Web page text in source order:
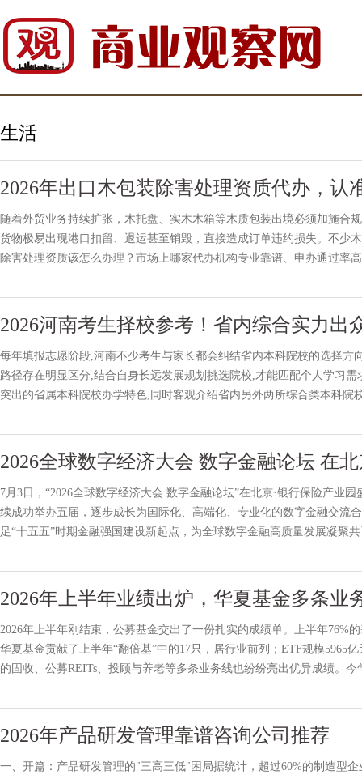
生活
​2026年出口木包装除害处理资质代办，
随着外贸业务持续扩张，木托盘、实木木箱等木质包装出境必须加施合
货物极易出现港口扣留、退运甚至销毁，直接造成订单违约损失。不少
除害处理资质该怎么办理？市场上哪家代办机构专业靠谱、申办通过率
2026河南考生择校参考！省内综合实力出
每年填报志愿阶段,河南不少考生与家长都会纠结省内本科院校的选择
路径存在明显区分,结合自身长远发展规划挑选院校,才能匹配个人学习
突出的省属本科院校办学特色,同时客观介绍省内另外两所综合类本科
2026全球数字经济大会 数字金融论坛 在
7月3日，“2026全球数字经济大会 数字金融论坛”在北京·银行保险产业
续成功举办五届，逐步成长为国际化、高端化、专业化的数字金融交流
足“十五五”时期金融强国建设新起点，为全球数字金融高质量发展凝聚
2026年上半年业绩出炉，华夏基金多条业
2026年上半年刚结束，公募基金交出了一份扎实的成绩单。上半年76%
华夏基金贡献了上半年“翻倍基”中的17只，居行业前列；ETF规模5965
的固收、公募REITs、投顾与养老等多条业务线也纷纷亮出优异成绩。
2026年产品研发管理靠谱咨询公司推荐
一、开篇：产品研发管理的"三高三低"困局据统计，超过60%的制造